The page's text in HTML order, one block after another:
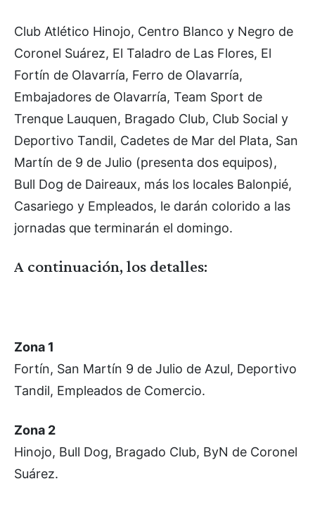
Club Atlético Hinojo, Centro Blanco y Negro de
Coronel Suárez, El Taladro de Las Flores, El
Fortín de Olavarría, Ferro de Olavarría,
Embajadores de Olavarría, Team Sport de
Trenque Lauquen, Bragado Club, Club Social y
Deportivo Tandil, Cadetes de Mar del Plata, San
Martín de 9 de Julio (presenta dos equipos),
Bull Dog de Daireaux, más los locales Balonpié,
Casariego y Empleados, le darán colorido a las
jornadas que terminarán el domingo.
A continuación, los detalles:
Zona 1
Fortín, San Martín 9 de Julio de Azul, Deportivo
Tandil, Empleados de Comercio.
Zona 2
Hinojo, Bull Dog, Bragado Club, ByN de Coronel
Suárez.